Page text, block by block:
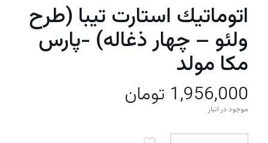
اتوماتيك استارت تيبا (طرح
ولئو – چهار ذغاله) -پارس
مكا مولد
1,956,000 تومان
موجود در انبار